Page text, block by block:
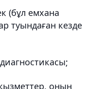
(бұл емхана
туындаған кезде
оның